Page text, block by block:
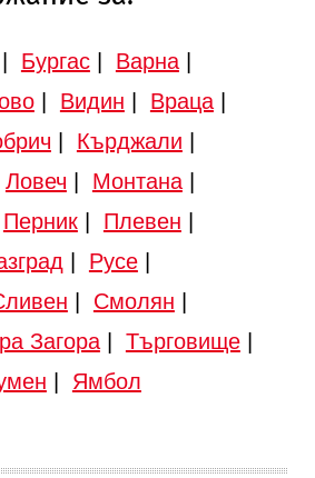
Бургас| Варна|
| Видин Враца|
Кърджали
Ловеч Монтана|
Перник| Плевен
Русе|
Смолян
Загора| Търговище|
Ямбол